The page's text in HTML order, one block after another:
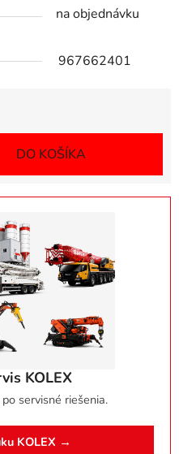
na objednávku
967662401
DO KOŠÍKA
KOLEX
servisné riešenia.
KOLEX →